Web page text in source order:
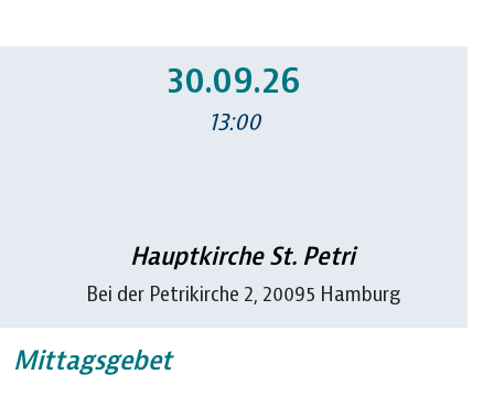
30.09.26
13:00
Hauptkirche St. Petri
Bei der Petrikirche 2, 20095 Hamburg
Mittagsgebet